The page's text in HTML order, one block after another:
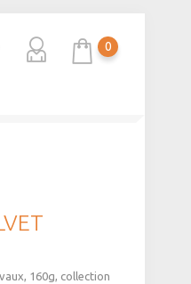
0
160g, collection